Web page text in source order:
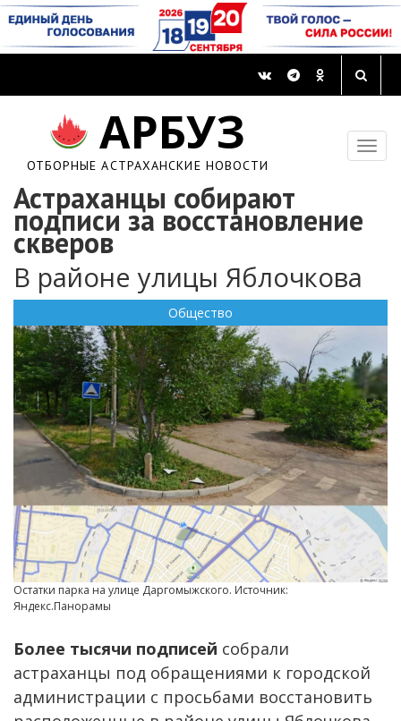
АРБУЗ
ОТБОРНЫЕ АСТРАХАНСКИЕ НОВОСТИ
Астраханцы собирают
подписи за восстановление
скверов
В районе улицы Яблочкова
Общество
Остатки парка на улице Даргомыжского. Источник:
Яндекс.Панорамы
Более тысячи подписей собрали
астраханцы под обращениями к городской
администрации с просьбами восстановить